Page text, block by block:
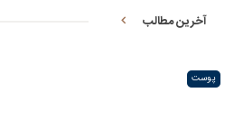
آخرین مطالب
پوست